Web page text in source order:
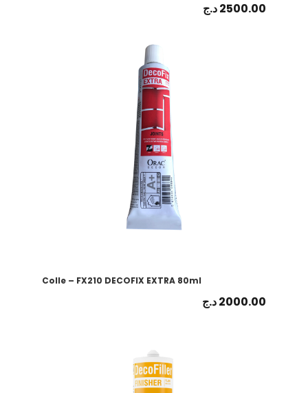
2500.00د.ج
Colle – FX210 DECOFIX EXTRA 80ml
2000.00د.ج